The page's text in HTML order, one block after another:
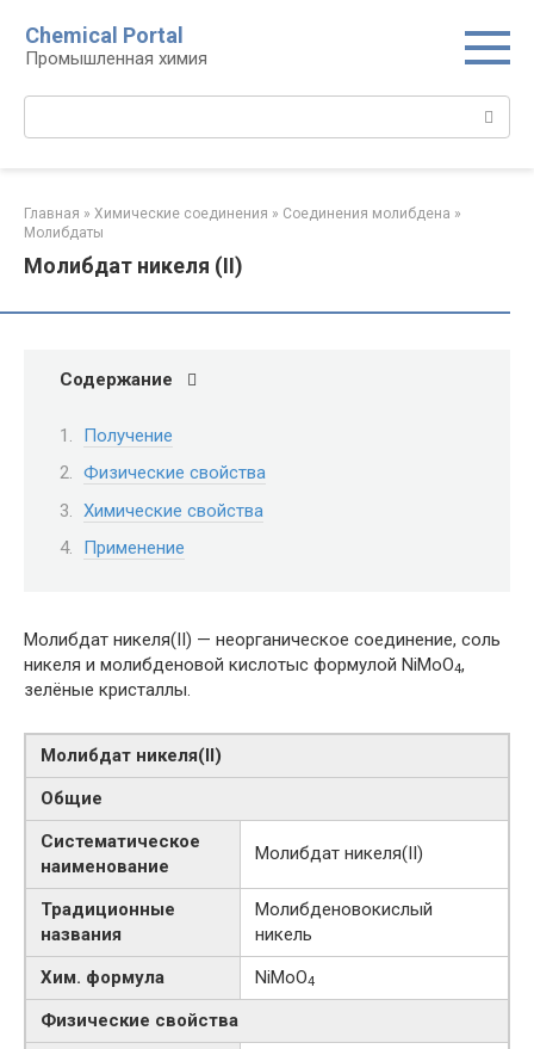
контенту
Chemical Portal
Промышленная химия
Главная » Химические соединения » Соединения молибдена‎ »
Молибдаты‎
Молибдат никеля (II)
Содержание
Получение
Физические свойства
Химические свойства
Применение
Молибдат никеля(II) — неорганическое соединение, соль
никеля и молибденовой кислотыс формулой NiMoO4,
зелёные кристаллы.
Молибдат никеля​(II)​
Общие
Систематическое
наименование
Молибдат никеля​(II)​
Традиционные
названия
Молибденовокислый
никель
Хим. формула
NiMoO4
Физические свойства